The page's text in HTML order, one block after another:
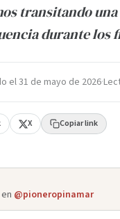
transitando
durante los
el31 de mayo de 2026·
X Copiar link
@pioneropinamar